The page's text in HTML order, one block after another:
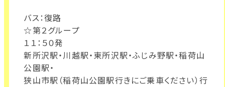
バス：復路
☆第２グループ
１１：５０発
新所沢駅・川越駅・東所沢駅・ふじみ野駅・稲荷山
公園駅・
狭山市駅（稲荷山公園駅行きにご乗車ください）行